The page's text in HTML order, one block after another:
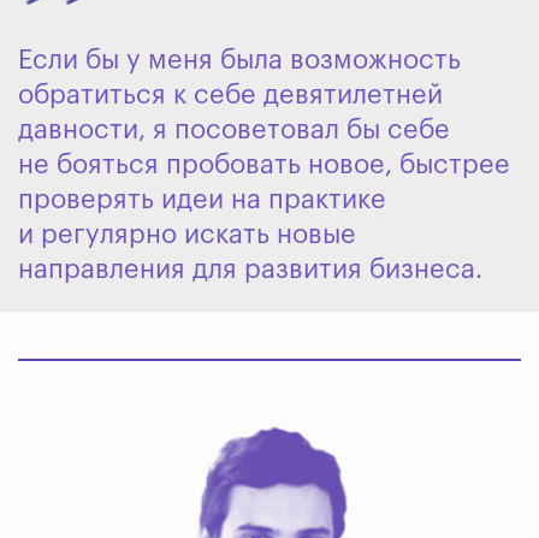
Если бы у меня была возможность
обратиться к себе девятилетней
давности, я посоветовал бы себе
не бояться пробовать новое, быстрее
проверять идеи на практике
и регулярно искать новые
направления для развития бизнеса.